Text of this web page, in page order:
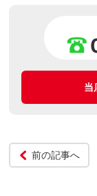
当
前の記事へ